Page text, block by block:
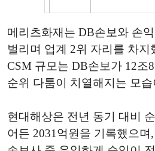
메리츠화재는 DB손보와 손
벌리며 업계 2위 자리를 차
CSM 규모는 DB손보가 12조
순위 다툼이 치열해지는 모습
현대해상은 전년 동기 대비
어든 2031억원을 기록했으